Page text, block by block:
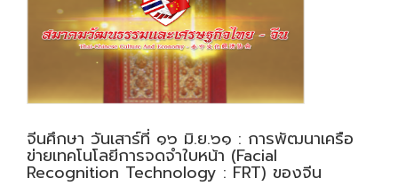
จีนศึกษา วันเสาร์ที่ ๑๖ มิ.ย.๖๑ : การพัฒนาเครือ
ข่ายเทคโนโลยีการจดจำใบหน้า (Facial
Recognition Technology : FRT) ของจีน